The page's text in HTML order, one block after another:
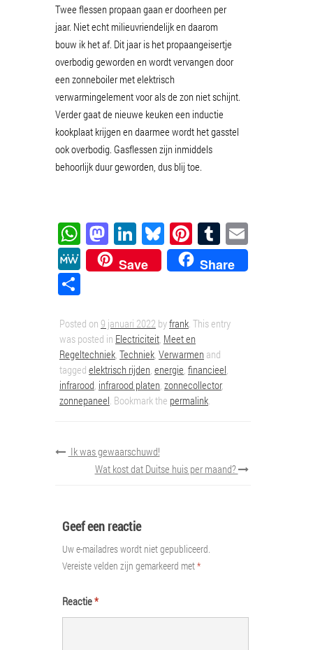
Twee flessen propaan gaan er doorheen per
jaar. Niet echt milieuvriendelijk en daarom
bouw ik het af. Dit jaar is het propaangeisertje
overbodig geworden en wordt vervangen door
een zonneboiler met elektrisch
verwarmingelement voor als de zon niet schijnt.
Verder gaat de nieuwe keuken een inductie
kookplaat krijgen en daarmee wordt het gasstel
ook overbodig. Gasflessen zijn inmiddels
behoorlijk duur geworden, dus blij toe.
WhatsApp
Mastodon
LinkedIn
Bluesky
Pinterest
Tumblr
MeWeSave Share
Posted on 9 januari 2022 byfrank . This entry
was posted in Electriciteit Meet en
Regeltechniek Techniek Verwarmen and
tagged elektrisch rijden energie financieel
infrarood infrarood platen zonnecollector,
zonnepaneel . Bookmark the permalink
Ik was gewaarschuwd!
Wat kost dat Duitse huis per maand?
Geef een reactie
Uw e-mailadres wordt niet gepubliceerd.
Vereiste velden zijn gemarkeerd met*
Reactie*